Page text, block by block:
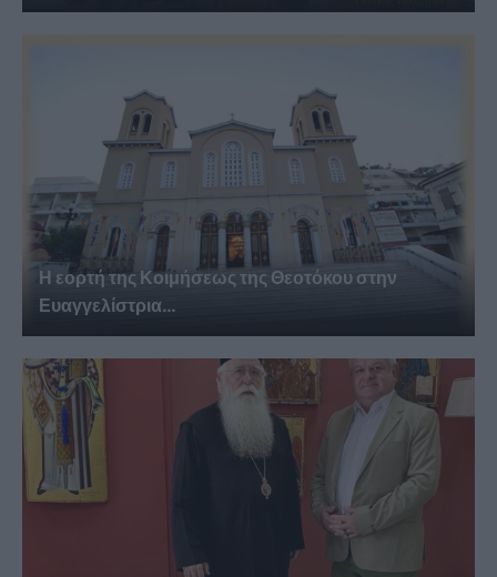
Η εορτή της Κοιμήσεως της Θεοτόκου στην
Ευαγγελίστρια...